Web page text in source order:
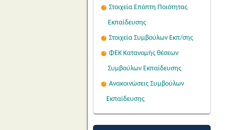
Στοιχεία Επόπτη Ποιότητας
Εκπαίδευσης
Στοιχεία Συμβούλων Εκπ/σης
ΦΕΚ Κατανομής θέσεων
Συμβούλων Εκπαίδευσης
Ανακοινώσεις Συμβούλων
Εκπαίδευσης